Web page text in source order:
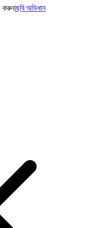
করুন|ছবি অভিধান